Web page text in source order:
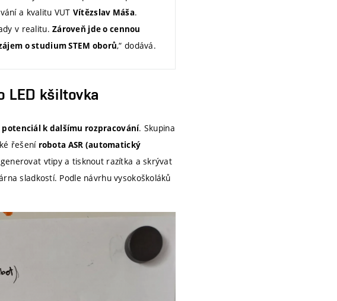
a kvalitu VUT Vítězslav Máša.
v realitu. Zároveň jde o cennou
o studium STEM oborů,“ dodává.
LED kšiltovka
k dalšímu rozpracování. Skupina
řešení robota ASR (automatický
vtipy a tisknout razítka a skrývat
sladkostí. Podle návrhu vysokoškoláků